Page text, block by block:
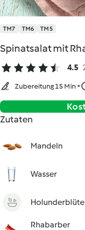
TM7 TM6 TM5
Spinatsalat mit
4.5
Zubereitung 15 Min
Zutaten
Mandeln
Wasser
Rhabarber